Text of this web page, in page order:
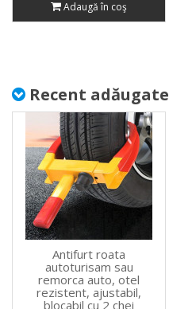
Adaugă în coş
Recent adăugate
Antifurt roata
autoturisam sau
remorca auto, otel
rezistent, ajustabil,
blocabil cu 2 chei